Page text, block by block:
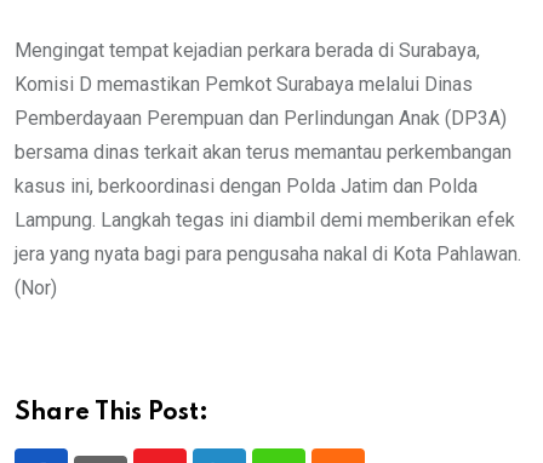
Mengingat tempat kejadian perkara berada di Surabaya,
Komisi D memastikan Pemkot Surabaya melalui Dinas
Pemberdayaan Perempuan dan Perlindungan Anak (DP3A)
bersama dinas terkait akan terus memantau perkembangan
kasus ini, berkoordinasi dengan Polda Jatim dan Polda
Lampung. Langkah tegas ini diambil demi memberikan efek
jera yang nyata bagi para pengusaha nakal di Kota Pahlawan.
(Nor)
Share This Post: